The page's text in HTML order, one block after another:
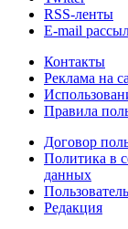
RSS-ленты
E-mail
Контакты
Реклама на
Правила
Договор
Политика в
данных
Редакция